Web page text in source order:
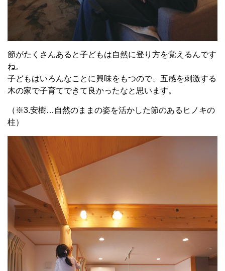
節がたくさんあると子どもは自然に登り方を覚えるんです
ね。
子どもはいろんなことに興味をもつので、五感を刺激する
木の家で子育てできて良かったなと思います。
（※3.安樹…自然のままの姿を活かした節のあるヒノキの
柱）